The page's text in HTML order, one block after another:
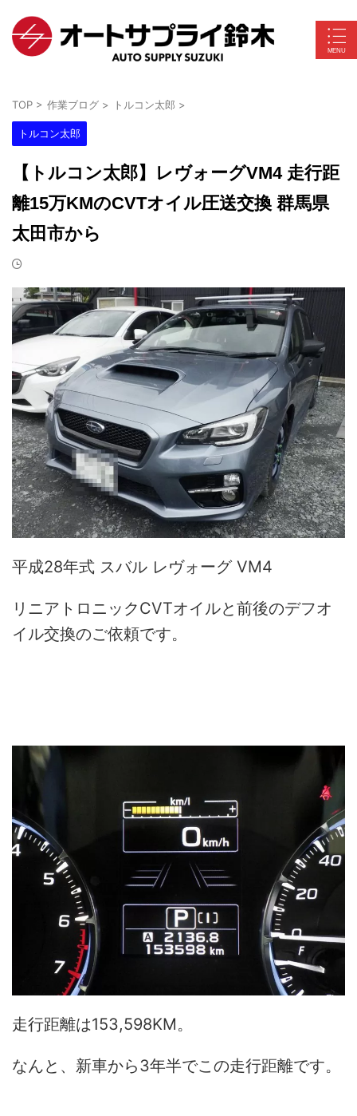
TOP > 作業ブログ > トルコン太郎 >
トルコン太郎
【トルコン太郎】レヴォーグVM4 走行距
離15万KMのCVTオイル圧送交換 群馬県
太田市から
平成28年式 スバル レヴォーグ VM4
リニアトロニックCVTオイルと前後のデフオ
イル交換のご依頼です。
走行距離は153,598KM。
なんと、新車から3年半でこの走行距離です。